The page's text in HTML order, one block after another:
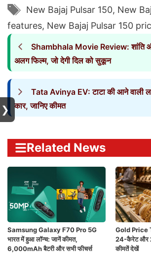
Tags
New Bajaj Pulsar 150, New
features, New Bajaj Pulsar 150
Shambhala Movie Review: शांति
अलग फिल्म, जो देगी दिल को सुकून
Tata Avinya EV: टाटा की आने वाली
कार, जानिए कीमत
Related News
Samsung Galaxy F70 Pro 5G
भारत में हुआ लॉन्च: जानें कीमत,
6,000mAh बैटरी और सभी फीचर्स
Gold Price
24-कैरेट और
कीमतें देखें
❯